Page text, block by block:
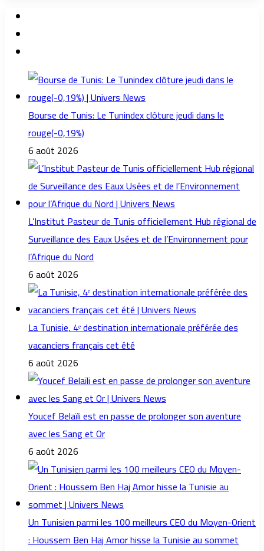
Bourse de Tunis: Le Tunindex clôture jeudi dans le
rouge(-0,19%)
6 août 2026
L’Institut Pasteur de Tunis officiellement Hub régional de
Surveillance des Eaux Usées et de l’Environnement pour
l’Afrique du Nord
6 août 2026
La Tunisie, 4ᵉ destination internationale préférée des
vacanciers français cet été
6 août 2026
Youcef Belaïli est en passe de prolonger son aventure
avec les Sang et Or
6 août 2026
Un Tunisien parmi les 100 meilleurs CEO du Moyen-Orient
: Houssem Ben Haj Amor hisse la Tunisie au sommet